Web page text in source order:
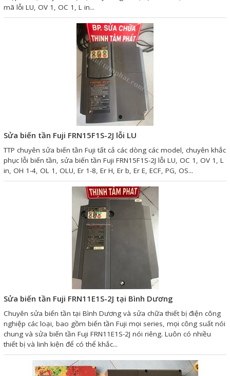
mã lỗi LU, OV 1, OC 1, L in...
Sửa biến tần Fuji FRN15F1S-2J lỗi LU
TTP chuyên sửa biến tần Fuji tất cả các dòng các model, chuyên khắc
phục lỗi biến tần, sửa biến tần Fuji FRN15F1S-2J lỗi LU, OC 1, OV 1, L
in, OH 1-4, OL 1, OLU, Er 1-8, Er H, Er b, Er E, ECF, PG, OS...
Sửa biến tần Fuji FRN11E1S-2J tại Bình Dương
Chuyên sửa biến tần tại Bình Dương và sửa chữa thiết bị điện công
nghiệp các loại, bao gồm biến tần Fuji mọi series, mọi công suất nói
chung và sửa biến tần Fuji FRN11E1S-2J nói riêng. Luôn có nhiều
thiết bị và linh kiện để có thể khắc...
độ ẩm
Đồng hồ thời gian thực
Màn hình cảm ứng HMI
PLC - Bộ lập trình PLC
Máy tính công nghiệp
Motor Servo / Driver Servo
Cáp lập trình PLC - HMI -
Thiết bị thu thập dữ liệu,
truyền và lưu trữ dữ liệu
Thiết bị điều khiển và giám
Thiết bị đo lường - Cảm biến
Bộ điều khiển nhiệt độ
Bộ đếm - Bộ hẹn giờ
Đồng hồ đo đa năng